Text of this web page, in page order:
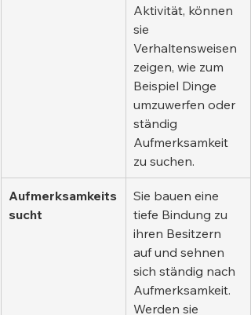
Aktivität, können
sie
Verhaltensweisen
zeigen, wie zum
Beispiel Dinge
umzuwerfen oder
ständig
Aufmerksamkeit
zu suchen.
Aufmerksamkeits
sucht
Sie bauen eine
tiefe Bindung zu
ihren Besitzern
auf und sehnen
sich ständig nach
Aufmerksamkeit.
Werden sie